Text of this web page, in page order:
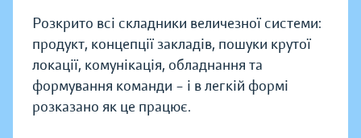
Розкрито всі складники величезної системи:
продукт, концепції закладів, пошуки крутої
локації, комунікація, обладнання та
формування команди – і в легкій формі
розказано як це працює.